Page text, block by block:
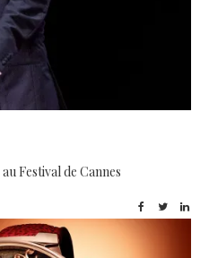
Festival de Cannes